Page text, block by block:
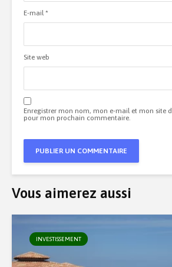
E-mail*
Site web
Enregistrer mon nom, mon e-mail et mon site
pour mon prochain commentaire.
Vous aimerez aussi
INVESTISSEMENT